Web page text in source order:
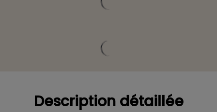
Description détaillée